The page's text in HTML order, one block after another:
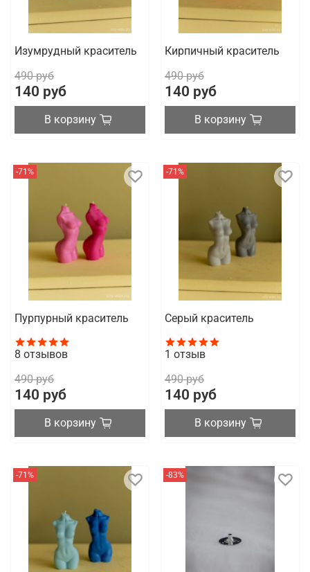
Изумрудный краситель
490 руб
140 руб
В корзину
Кирпичный краситель
490 руб
140 руб
В корзину
-71%
Пурпурный краситель
8 отзывов
490 руб
140 руб
В корзину
-71%
Серый краситель
1 отзыв
490 руб
140 руб
В корзину
-71% -83%